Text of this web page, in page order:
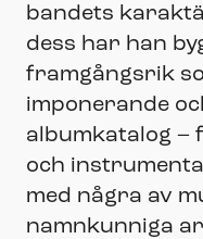
bandets
dess har han
framgångsrik
imponerande
albumkatalog –
och
med några av
namnkunniga